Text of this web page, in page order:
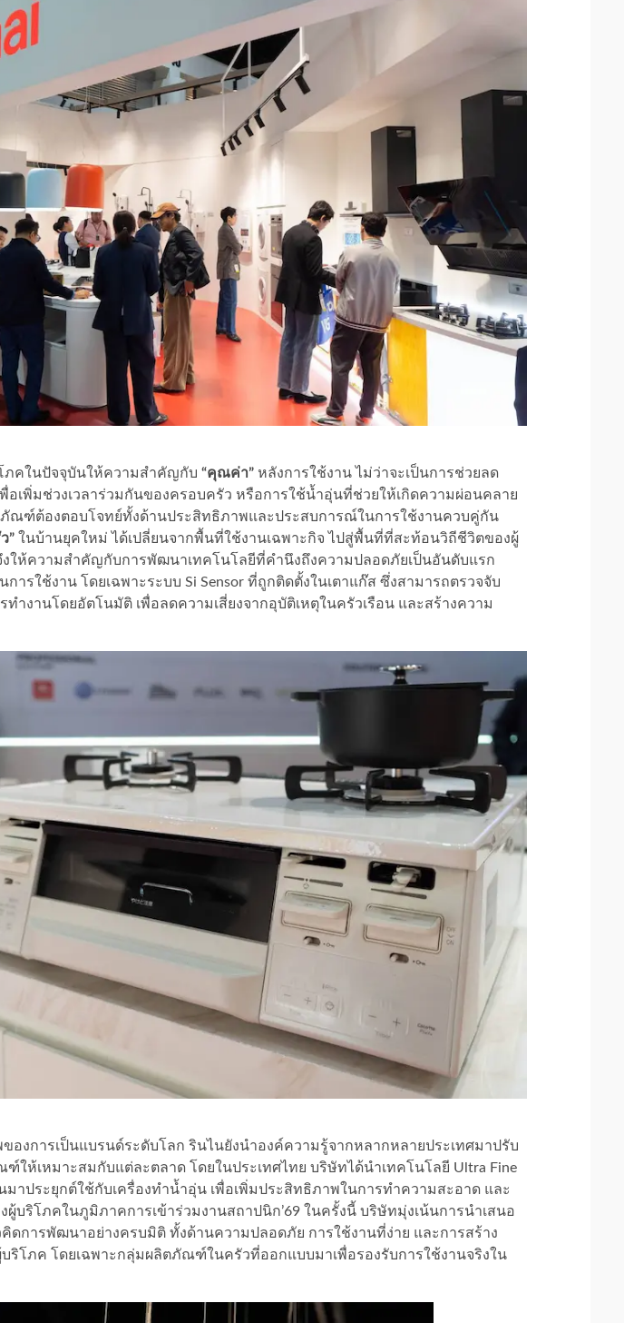
ภคในปัจจุบันให้ความสำคัญกับ “คุณค่า” หลังการใช้งาน ไม่ว่าจะเป็นการช่วยลด
พื่อเพิ่มช่วงเวลาร่วมกันของครอบครัว หรือการใช้น้ำอุ่นที่ช่วยให้เกิดความผ่อนคลาย
ณฑ์ต้องตอบโจทย์ทั้งด้านประสิทธิภาพและประสบการณ์ในการใช้งานควบคู่กัน
” ในบ้านยุคใหม่ ได้เปลี่ยนจากพื้นที่ใช้งานเฉพาะกิจ ไปสู่พื้นที่ที่สะท้อนวิถีชีวิตของผู้
ให้ความสำคัญกับการพัฒนาเทคโนโลยีที่คำนึงถึงความปลอดภัยเป็นอันดับแรก
ารใช้งาน โดยเฉพาะระบบ Si Sensor ที่ถูกติดตั้งในเตาแก๊ส ซึ่งสามารถตรวจจับ
งานโดยอัตโนมัติ เพื่อลดความเสี่ยงจากอุบัติเหตุในครัวเรือน และสร้างความ
องการเป็นแบรนด์ระดับโลก รินไนยังนำองค์ความรู้จากหลากหลายประเทศมาปรับ
ให้เหมาะสมกับแต่ละตลาด โดยในประเทศไทย บริษัทได้นำเทคโนโลยี Ultra Fine
นมาประยุกต์ใช้กับเครื่องทำน้ำอุ่น เพื่อเพิ่มประสิทธิภาพในการทำความสะอาด และ
บริโภคในภูมิภาคการเข้าร่วมงานสถาปนิก’69 ในครั้งนี้ บริษัทมุ่งเน้นการนำเสนอ
การพัฒนาอย่างครบมิติ ทั้งด้านความปลอดภัย การใช้งานที่ง่าย และการสร้าง
ริโภค โดยเฉพาะกลุ่มผลิตภัณฑ์ในครัวที่ออกแบบมาเพื่อรองรับการใช้งานจริงใน